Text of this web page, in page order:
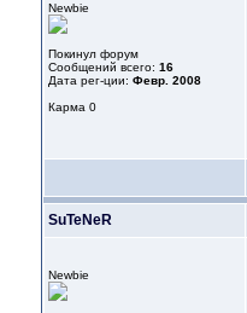
Newbie
Покинул форум
Сообщений всего: 16
Дата рег-ции: Февр. 2008
Карма 0
SuTeNeR
Newbie